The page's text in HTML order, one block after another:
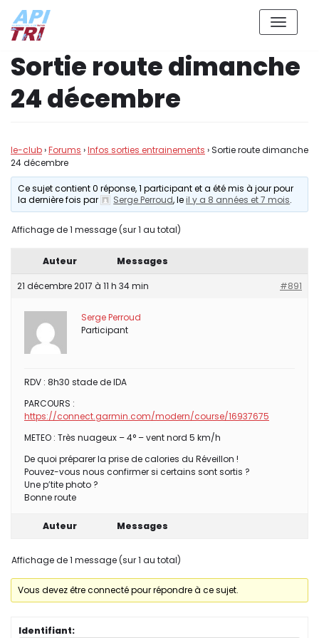
Aller
au
contenu
Sortie route dimanche
24 décembre
le-club›Forums ›Infos sorties entrainements ›Sortie route dimanche
24 décembre
Ce sujet contient 0 réponse, 1 participant et a été mis à jour pour
la dernière fois par
Serge Perroud, leil y a 8 années et 7 mois.
Affichage de 1 message (sur 1 au total)
Auteur Messages
21 décembre 2017 à 11 h 34 min #891
Serge Perroud
Participant
RDV : 8h30 stade de IDA
PARCOURS :
https://connect.garmin.com/modern/course/16937675
METEO : Très nuageux – 4° – vent nord 5 km/h
De quoi préparer la prise de calories du Réveillon !
Pouvez-vous nous confirmer si certains sont sortis ?
Une p’tite photo ?
Bonne route
Auteur Messages
Affichage de 1 message (sur 1 au total)
Vous devez être connecté pour répondre à ce sujet.
Identifiant: